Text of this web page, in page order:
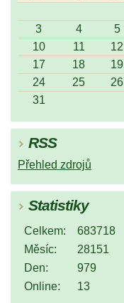
3
4 5
10
11 12
17
18 19
24
25 26
31
RSS
Přehled zdrojů
Statistiky
Online: 13
Celkem:
683718
Měsíc:
28151
Den:
979